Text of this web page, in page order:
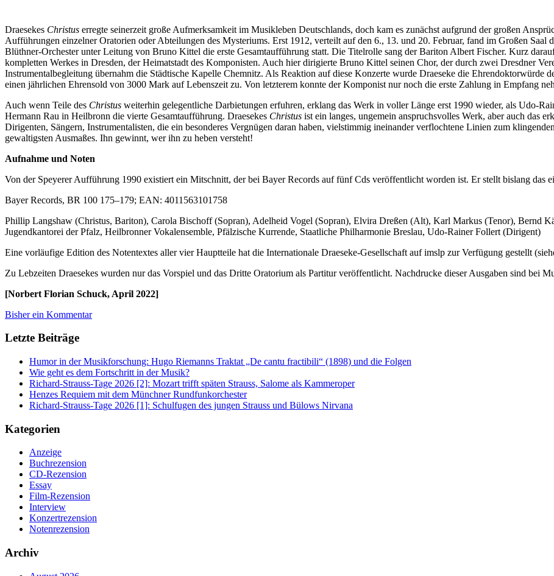
Draesekes Christus erregte seinerzeit große Aufmerksamkeit im Musikleben Deutschlands, doch kam es zunächst aufgrund der großen
Aufführungen einzelner Oratorien oder Abteilungen des Mysteriums. Erst 1912, verteilt auf den 6., 13. und 20. Februar, fand im Großen
Blüthner-Orchester unter Leitung von Bruno Kittel die erste Gesamtaufführung statt. Die Titelrolle sang der Bariton Albert Fischer. Kurz
kompletten Werkes in Dresden, der Heimatstadt des Komponisten. Auch hier dirigierte Bruno Kittel seinen Chor, der durch zwei Dresdner
Instrumentalbegleitung übernahm die Städtische Kapelle Chemnitz. Als Reaktion auf diese Konzerte wurde Draeseke die Ehrendoktorwürde
einen jährlichen Ehrensold von 3000 Mark auf Lebenszeit zu. Von letzterem konnte der Komponist nur noch die erste Zahlung in Empfang
Auch wenn Teile des Christus weiterhin gelegentliche Darbietungen erfuhren, erklang das Werk in voller Länge erst 1990 wieder, als Udo-
Hermann Rau in Heilbronn die vierte Gesamtaufführung. Draesekes Christus ist ein langes, ungemein anspruchsvolles Werk, aber auch das
Dirigenten, Sängern, Instrumentalisten, die ein besonderes Vergnügen daran haben, vielstimmig ineinander verflochtene Linien zum
gewaltigsten Ausmaßes. Ihn gewinnt, wer ihn zu heben versteht!
Aufnahme und Noten
Von der Speyerer Aufführung 1990 existiert ein Mitschnitt, der bei Bayer Records auf fünf Cds veröffentlicht worden ist. Er stellt bislang das
Bayer Records, BR 100 175–179; EAN: 4011563101758
Phillip Langshaw (Christus, Bariton), Carola Bischoff (Sopran), Adelheid Vogel (Sopran), Elvira Dreßen (Alt), Karl Markus (Tenor), Bernd
Jugendkantorei der Pfalz, Heilbronner Vokalensemble, Pfälzische Kurrende, Staatliche Philharmonie Breslau, Udo-Rainer Follert (Dirigent)
Eine vorläufige Edition des Notentextes aller vier Hauptteile hat die Internationale Draeseke-Gesellschaft auf imslp zur Verfügung gestellt
Zu Lebzeiten Draesekes wurden nur das Vorspiel und das Dritte Oratorium als Partitur veröffentlicht. Nachdrucke dieser Ausgaben sind bei
[Norbert Florian Schuck, April 2022]
Bisher ein Kommentar
Letzte Beiträge
Humor in der Musikforschung: Hugo Riemanns Traktat „De cantu fractibili“ (1898) und die Folgen
Wie geht es dem Fortschritt in der Musik?
Richard-Strauss-Tage 2026 [2]: Mozart trifft späten Strauss, Salome als Kammeroper
Henzes Requiem mit dem Münchner Rundfunkorchester
Richard-Strauss-Tage 2026 [1]: Schulfugen des jungen Strauss und Bülows Nirvana
Kategorien
Anzeige
Buchrezension
CD-Rezension
Essay
Film-Rezension
Interview
Konzertrezension
Notenrezension
Archiv